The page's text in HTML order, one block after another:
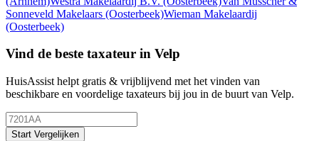
Sonneveld Makelaars (Oosterbeek)Wieman Makelaardij
(Oosterbeek)
Vind de beste taxateur in Velp
HuisAssist helpt gratis & vrijblijvend met het vinden van
beschikbare en voordelige taxateurs bij jou in de buurt van Velp.
Start Vergelijken